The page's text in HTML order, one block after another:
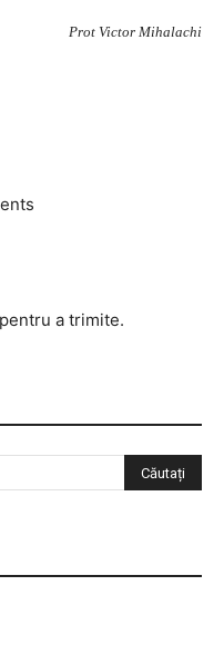
Prot Victor Mihalachi
a trimite.